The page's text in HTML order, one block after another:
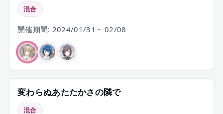
混合
開催期間: 2024/01/31 ~ 02/08
変わらぬあたたかさの隣で
混合